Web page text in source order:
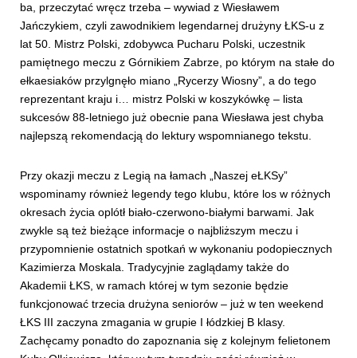
ba, przeczytać wręcz trzeba – wywiad z Wiesławem
Jańczykiem, czyli zawodnikiem legendarnej drużyny ŁKS-u z
lat 50. Mistrz Polski, zdobywca Pucharu Polski, uczestnik
pamiętnego meczu z Górnikiem Zabrze, po którym na stałe do
ełkaesiaków przylgnęło miano „Rycerzy Wiosny”, a do tego
reprezentant kraju i… mistrz Polski w koszykówkę – lista
sukcesów 88-letniego już obecnie pana Wiesława jest chyba
najlepszą rekomendacją do lektury wspomnianego tekstu.
Przy okazji meczu z Legią na łamach „Naszej eŁKSy”
wspominamy również legendy tego klubu, które los w różnych
okresach życia oplótł biało-czerwono-białymi barwami. Jak
zwykle są też bieżące informacje o najbliższym meczu i
przypomnienie ostatnich spotkań w wykonaniu podopiecznych
Kazimierza Moskala. Tradycyjnie zaglądamy także do
Akademii ŁKS, w ramach której w tym sezonie będzie
funkcjonować trzecia drużyna seniorów – już w ten weekend
ŁKS III zaczyna zmagania w grupie I łódzkiej B klasy.
Zachęcamy ponadto do zapoznania się z kolejnym felietonem